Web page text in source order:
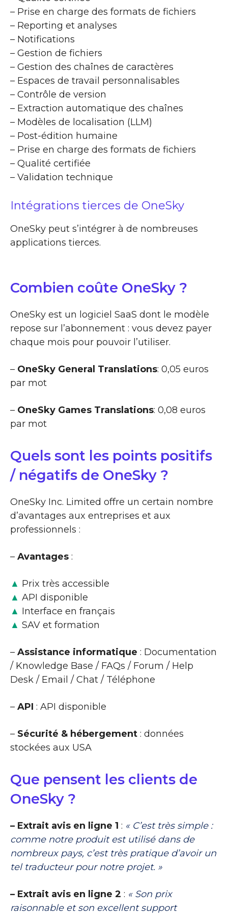
– Prise en charge des formats de fichiers
– Reporting et analyses
– Notifications
– Gestion de fichiers
– Gestion des chaînes de caractères
– Espaces de travail personnalisables
– Contrôle de version
– Extraction automatique des chaînes
– Modèles de localisation (LLM)
– Post-édition humaine
– Prise en charge des formats de fichiers
– Qualité certifiée
– Validation technique
Intégrations tierces de OneSky
OneSky peut s’intégrer à de nombreuses
applications tierces.
Combien coûte OneSky ?
OneSky est un logiciel SaaS dont le modèle
repose sur l’abonnement : vous devez payer
chaque mois pour pouvoir l’utiliser.
– OneSky General Translations: 0,05 euros
par mot
– OneSky Games Translations: 0,08 euros
par mot
Quels sont les points positifs
/ négatifs de OneSky ?
OneSky Inc. Limited offre un certain nombre
d’avantages aux entreprises et aux
professionnels :
– Avantages :
▲ Prix très accessible
▲ API disponible
▲ Interface en français
▲ SAV et formation
– Assistance informatique : Documentation
/ Knowledge Base / FAQs / Forum / Help
Desk / Email / Chat / Téléphone
– API : API disponible
– Sécurité & hébergement : données
stockées aux USA
Que pensent les clients de
OneSky ?
– Extrait avis en ligne 1 : « C’est très simple :
comme notre produit est utilisé dans de
nombreux pays, c’est très pratique d’avoir un
tel traducteur pour notre projet. »
– Extrait avis en ligne 2 : « Son prix
raisonnable et son excellent support